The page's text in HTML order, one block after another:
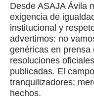
Desde ASAJA Ávila
exigencia de
institucional y
advertimos: no
genéricas en prensa
resoluciones
publicadas. El
tranquilizadores;
hechos.